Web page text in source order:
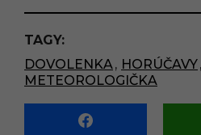
t
P
a
g
i
TAGY:
DOVOLENKA, HORÚČAVY,
METEOROLOGIČKA